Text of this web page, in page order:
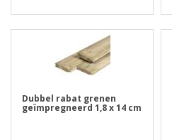
Dubbel rabat grenen
geïmpregneerd 1,8 x 14 cm